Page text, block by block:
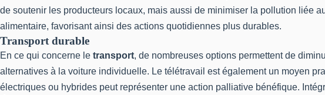
de soutenir les producteurs locaux, mais aussi de minimiser la pollution liée
alimentaire, favorisant ainsi des actions quotidiennes plus durables.
Transport durable
En ce qui concerne le transport, de nombreuses options permettent de
alternatives à la voiture individuelle. Le télétravail est également un moyen
électriques ou hybrides peut représenter une action palliative bénéfique.